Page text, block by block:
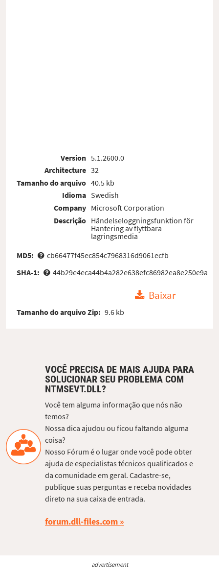
Version
Architecture
Tamanho do arquivo
Idioma
Company
Descrição
5.1.2600.0
32
40.5 kb
Swedish
Microsoft Corporation
Händelseloggningsfunktion för
Hantering av flyttbara
lagringsmedia
MD5:
cb66477f45ec854c7968316d9061ecfb
SHA-1:
44b29e4eca44b4a282e638efc86982ea8e250e9a
Baixar
Tamanho do arquivo Zip: 9.6 kb
VOCÊ PRECISA DE MAIS AJUDA PARA
SOLUCIONAR SEU PROBLEMA COM
NTMSEVT.DLL?
Você tem alguma informação que nós não
temos?
Nossa dica ajudou ou ficou faltando alguma
coisa?
Nosso Fórum é o lugar onde você pode obter
ajuda de especialistas técnicos qualificados e
da comunidade em geral. Cadastre-se,
publique suas perguntas e receba novidades
direto na sua caixa de entrada.
forum.dll-files.com
advertisement